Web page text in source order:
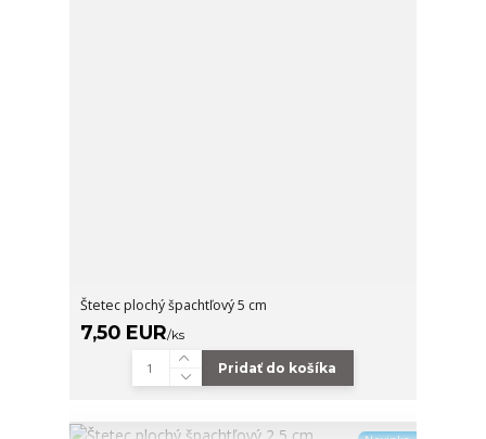
Štetec plochý špachtľový 5 cm
7,50 EUR/ks
Pridať do košíka